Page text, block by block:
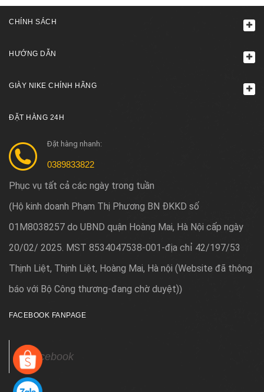
CHÍNH SÁCH
HƯỚNG DẪN
GIÀY NIKE CHÍNH HÃNG
ĐẶT HÀNG 24H
Đặt hàng nhanh:
0389833822
Phục vụ tất cả các ngày trong tuần
(Hộ kinh doanh Phạm Thị Phương BN ĐKKD số
01M8038257 do UBND quận Hoàng Mai, Hà Nội cấp ngày
20/02/ 2025. MST 8534047538-001-địa chỉ 42/197/53
Thịnh Liệt, Thịnh Liệt, Hoàng Mai, Hà nội (Website đã thông
báo với Bộ Công thương-đang chờ duyệt))
FACEBOOK FANPAGE
Facebook